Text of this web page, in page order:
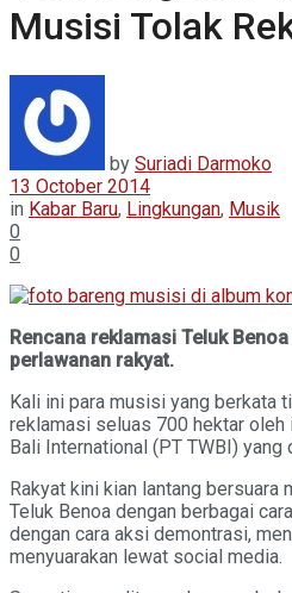
Musisi Tolak
by Suriadi Darmoko
13 October 2014
in Kabar Baru, Lingkungan, Musik
0
0
Rencana reklamasi Teluk
perlawanan rakyat.
Kali ini para musisi yang berkata
reklamasi seluas 700 hektar oleh
Bali International (PT TWBI)
Rakyat kini kian lantang bersuara
Teluk Benoa dengan berbagai
dengan cara aksi demontrasi,
menyuarakan lewat social media.